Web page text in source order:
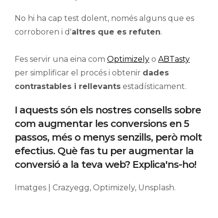
No hi ha cap test dolent, només alguns que es
corroboren i d'altres que es refuten.
Fes servir una eina com Optimizely o ABTasty
per simplificar el procés i obtenir dades
contrastables i rellevants estadísticament.
I aquests són els nostres consells sobre
com augmentar les conversions en 5
passos, més o menys senzills, però molt
efectius. Què fas tu per augmentar la
conversió a la teva web? Explica'ns-ho!
Imatges | Crazyegg, Optimizely, Unsplash.